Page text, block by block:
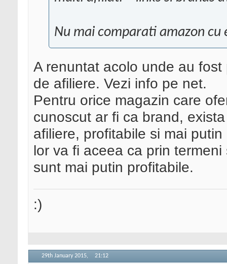
Nu mai comparati amazon cu
A renuntat acolo unde au
de afiliere. Vezi info pe net.
Pentru orice magazin care
cunoscut ar fi ca brand,
afiliere, profitabile si mai
lor va fi aceea ca prin
sunt mai putin profitabile.
:)
29th January 2015, 21:12